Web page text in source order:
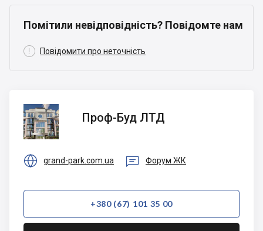
Помітили невідповідність? Повідомте нам
 Повідомити про неточність
Проф-
Буд
ЛТД
Проф-Буд ЛТД
 grand-park.com.ua  Форум ЖК
+380 (67) 101 35 00